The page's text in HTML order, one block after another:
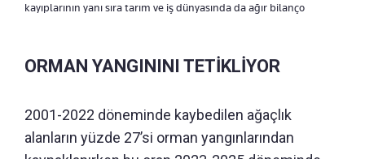
kayıplarının yanı sıra tarım ve iş dünyasında da ağır bilanço
ORMAN YANGININI TETİKLİYOR
2001-2022 döneminde kaybedilen ağaçlık
alanların yüzde 27’si orman yangınlarından